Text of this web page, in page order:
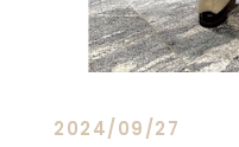
2024/09/27